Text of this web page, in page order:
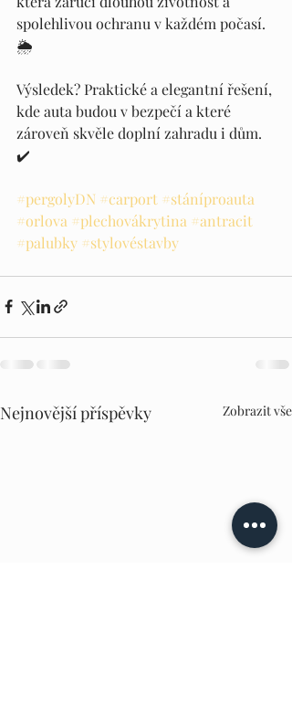
spolehlivou ochranu v každém počasí.
🌦️
Výsledek? Praktické a elegantní řešení,
kde auta budou v bezpečí a které
zároveň skvěle doplní zahradu i dům.
✔️
#pergolyDN #carport #stáníproauta
#orlova #plechovákrytina #antracit
#palubky #stylovéstavby
Nejnovější příspěvky Zobrazit vše